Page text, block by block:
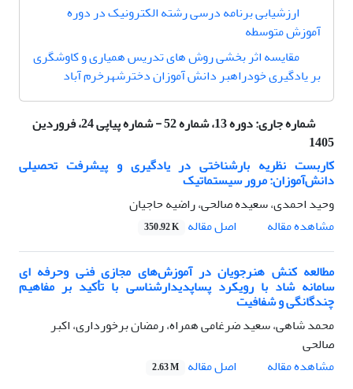
ارزشیابی برنامه‌ درسی رشته الکترونیک در دوره
آموزش متوسطه
مقایسه اثر بخشی روش های تدریس همیاری و کاوشگری
بر یادگیری خودراهبر دانش آموزان دخترشهرخرم آباد
شماره جاری:
دوره 13، شماره 52 - شماره پیاپی 24، فروردین
1405
کاربست نظریه بار‌شناختی در یادگیری و پیشرفت تحصیلی
دانش‌آموزان: مرور سیستماتیک
وحید احمدی، سعیده صالحی، راضیه حاجیان
مشاهده مقاله
اصل مقاله 350.92 K
مطالعه کنش هنرجویان در آموزش‌های مجازی فنی وحرفه ای
سامانه شاد با رویکرد پساپدیدارشناسی با تأکید بر مفاهیم
چندگانگی و شفافیت
محمد شاهی، سعید ضرغامی همراه، رمضان برخورداری، اکبر
صالحی
مشاهده مقاله
اصل مقاله 2.63 M